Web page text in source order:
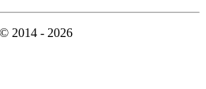
2014 - 2026